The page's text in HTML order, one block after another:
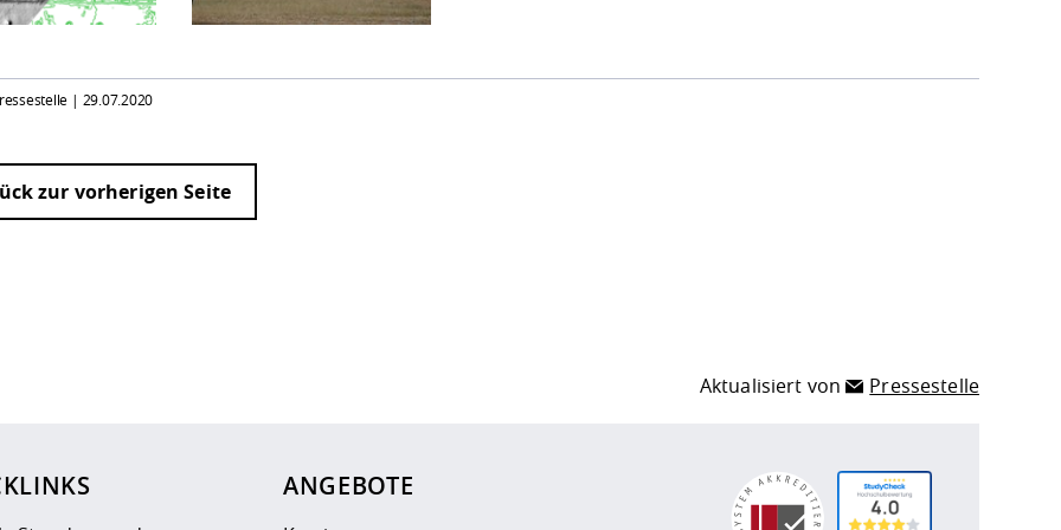
| 29.07.2020
zur vorherigen Seite
Aktualisiert von Pressestelle
ANGEBOTE